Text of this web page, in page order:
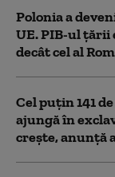
Polonia a
UE. PIB-ul țării
decât cel al
Cel puţin 141
ajungă în
creşte, anunță